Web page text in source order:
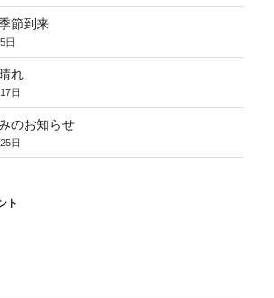
節到来
日
れ
日
のお知らせ
日
ト